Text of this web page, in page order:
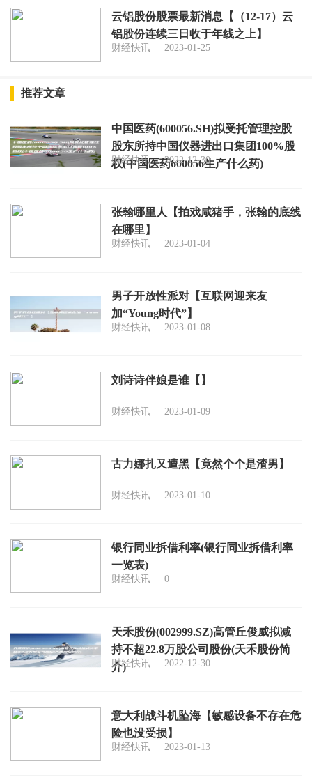
云铝股份股票最新消息【（12-17）云
铝股份连续三日收于年线之上】
财经快讯 2023-01-25
推荐文章
中国医药(600056.SH)拟受托管理控股
股东所持中国仪器进出口集团100%股
权(中国医药600056生产什么药)
财经快讯 2022-12-30
张翰哪里人【拍戏咸猪手，张翰的底线
在哪里】
财经快讯 2023-01-04
男子开放性派对【互联网迎来友
加“Young时代”】
财经快讯 2023-01-08
刘诗诗伴娘是谁【】
财经快讯 2023-01-09
古力娜扎又遭黑【竟然个个是渣男】
财经快讯 2023-01-10
银行同业拆借利率(银行同业拆借利率
一览表)
财经快讯 0
天禾股份(002999.SZ)高管丘俊威拟减
持不超22.8万股公司股份(天禾股份简
介)
财经快讯 2022-12-30
意大利战斗机坠海【敏感设备不存在危
险也没受损】
财经快讯 2023-01-13